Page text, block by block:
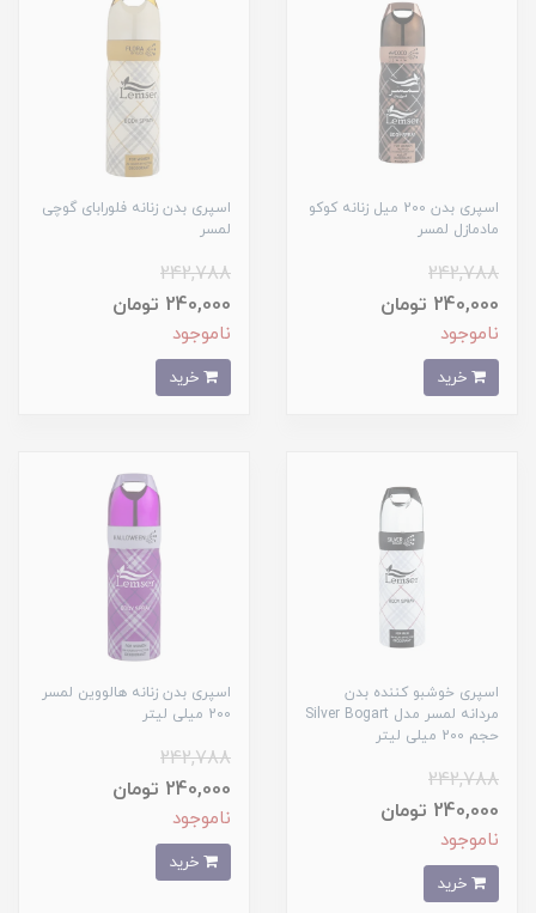
اسپری بدن 200 میل زنانه کوکو
مادمازل لمسر
242,788
240,000 تومان
ناموجود
اسپری بدن زنانه فلورابای گوچی
لمسر
242,788
240,000 تومان
ناموجود
اسپری خوشبو کننده بدن
مردانه لمسر مدل Silver Bogart
حجم 200 میلی لیتر
242,788
240,000 تومان
ناموجود
اسپری بدن زنانه هالووین لمسر
200 میلی لیتر
242,788
240,000 تومان
ناموجود